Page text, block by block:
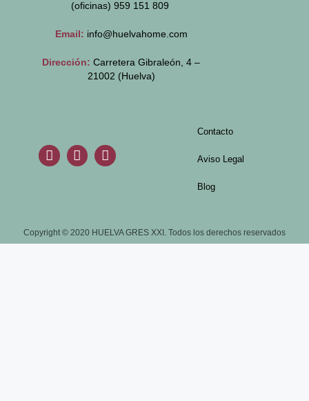
(oficinas) 959 151 809
Email: info@huelvahome.com
Dirección: Carretera Gibraleón, 4 –
21002 (Huelva)
Contacto
Aviso Legal
Blog
Copyright © 2020 HUELVA GRES XXI. Todos los derechos reservados